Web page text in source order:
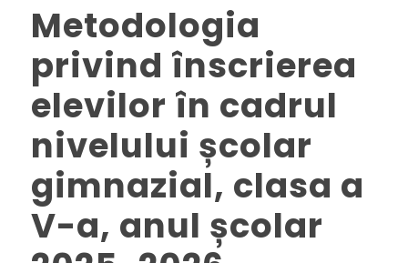
Metodologia
privind înscrierea
elevilor în cadrul
nivelului școlar
gimnazial, clasa a
V-a, anul școlar